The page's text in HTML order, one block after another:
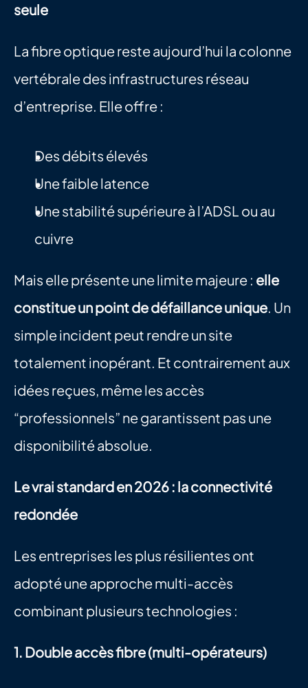
seule
La fibre optique reste aujourd’hui la colonne
vertébrale des infrastructures réseau
d’entreprise. Elle offre :
Des débits élevés
Une faible latence
Une stabilité supérieure à l’ADSL ou au
cuivre
Mais elle présente une limite majeure : elle
constitue un point de défaillance unique. Un
simple incident peut rendre un site
totalement inopérant. Et contrairement aux
idées reçues, même les accès
“professionnels” ne garantissent pas une
disponibilité absolue.
Le vrai standard en 2026 : la connectivité
redondée
Les entreprises les plus résilientes ont
adopté une approche multi-accès
combinant plusieurs technologies :
1. Double accès fibre (multi-opérateurs)